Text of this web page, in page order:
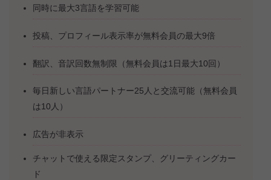
同時に最大3言語を学習可能
投稿、プロフィール表示率が無料会員の最大9倍
翻訳、音訳回数無制限（無料会員は1日最大10回）
毎日新しい言語パートナー25人と交流可能（無料会員
は10人）
広告が非表示
チャットで使える限定スタンプ、グリーティングカー
ド